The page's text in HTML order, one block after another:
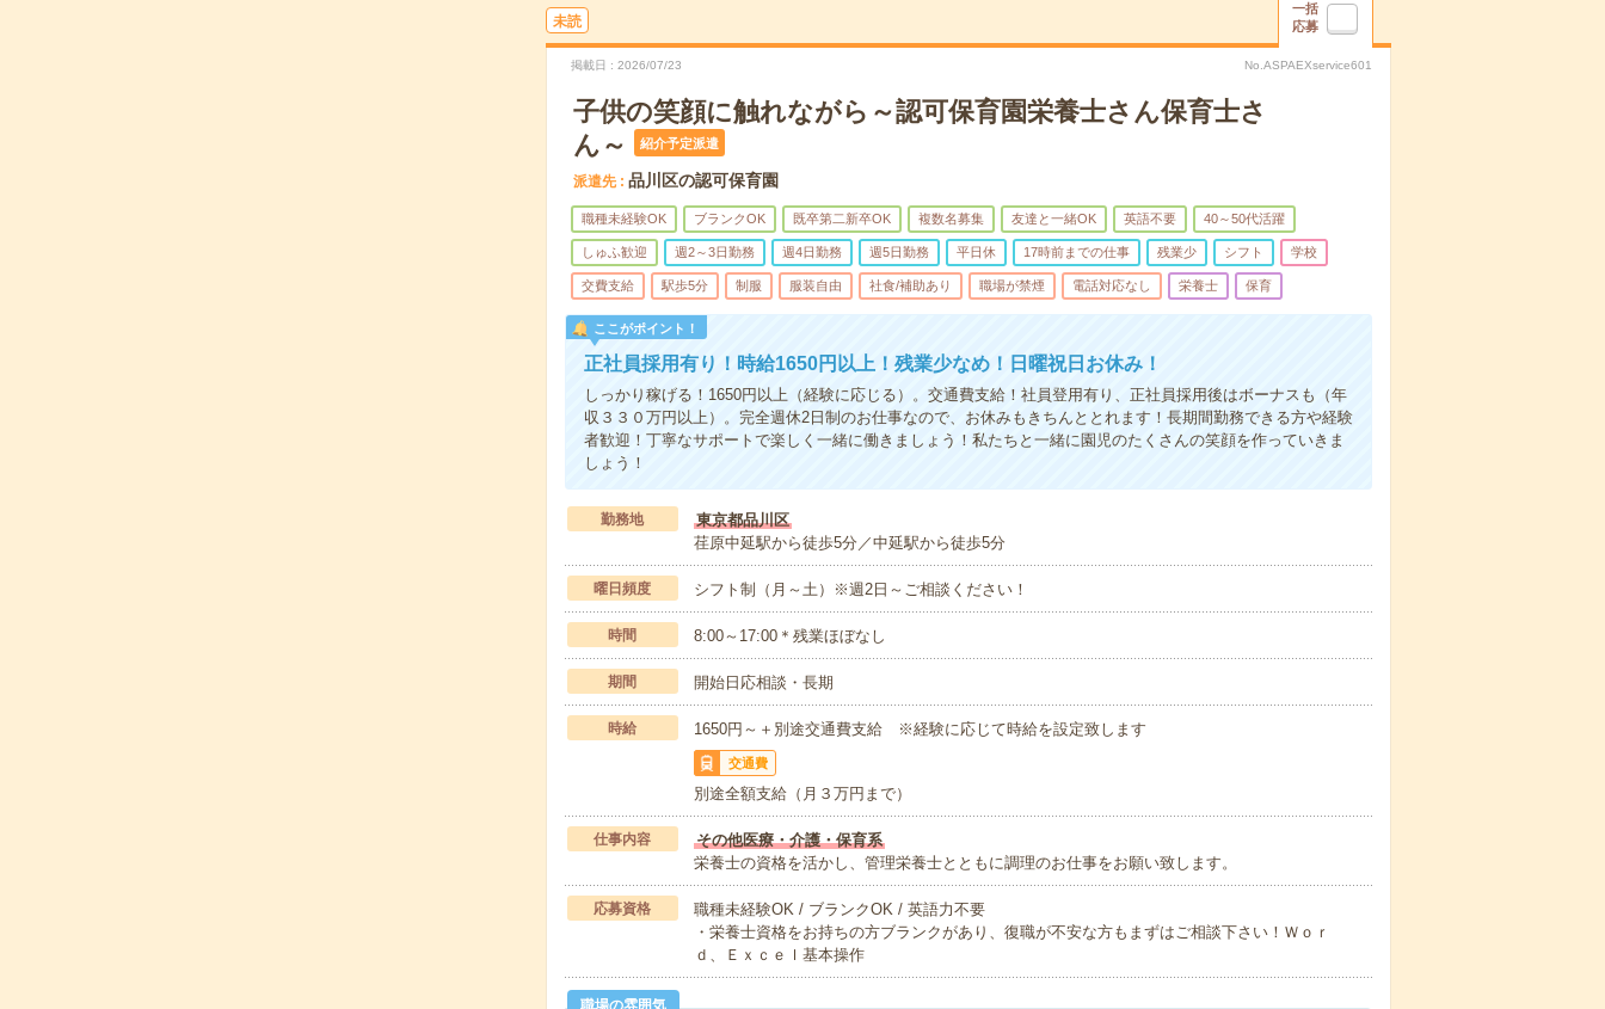
未読
一括
応募
掲載日 2026/07/23 No.ASPAEXservice601
子供の笑顔に触れながら～認可保育園栄養士さん保育士さ
ん～
紹介予定派遣
派遣先 品川区の認可保育園
職種未経験OK ブランクOK 既卒第二新卒OK 複数名募集 友達と一緒OK 英語不要 40～50代活躍
しゅふ歓迎 週2～3日勤務 週4日勤務 週5日勤務 平日休 17時前までの仕事 残業少 シフト 学校
交費支給 駅歩5分 制服 服装自由 社食/補助あり 職場が禁煙 電話対応なし 栄養士 保育
ここがポイント！
正社員採用有り！時給1650円以上！残業少なめ！日曜祝日お休み！
しっかり稼げる！1650円以上（経験に応じる）。交通費支給！社員登用有り、正社員採用後はボーナスも（年
収３３０万円以上）。完全週休2日制のお仕事なので、お休みもきちんととれます！長期間勤務できる方や経験
者歓迎！丁寧なサポートで楽しく一緒に働きましょう！私たちと一緒に園児のたくさんの笑顔を作っていきま
しょう！
勤務地
東京都品川区
荏原中延駅から徒歩5分／中延駅から徒歩5分
曜日頻度 シフト制（月～土）※週2日～ご相談ください！
時間 8:00～17:00＊残業ほぼなし
期間 開始日応相談・長期
時給 1650円～＋別途交通費支給 ※経験に応じて時給を設定致します
交通費
別途全額支給（月３万円まで）
仕事内容
その他医療・介護・保育系
栄養士の資格を活かし、管理栄養士とともに調理のお仕事をお願い致します。
応募資格
職種未経験OK / ブランクOK / 英語力不要
・栄養士資格をお持ちの方ブランクがあり、復職が不安な方もまずはご相談下さい！Ｗｏｒ
ｄ、Ｅｘｃｅｌ基本操作
職場の雰囲気